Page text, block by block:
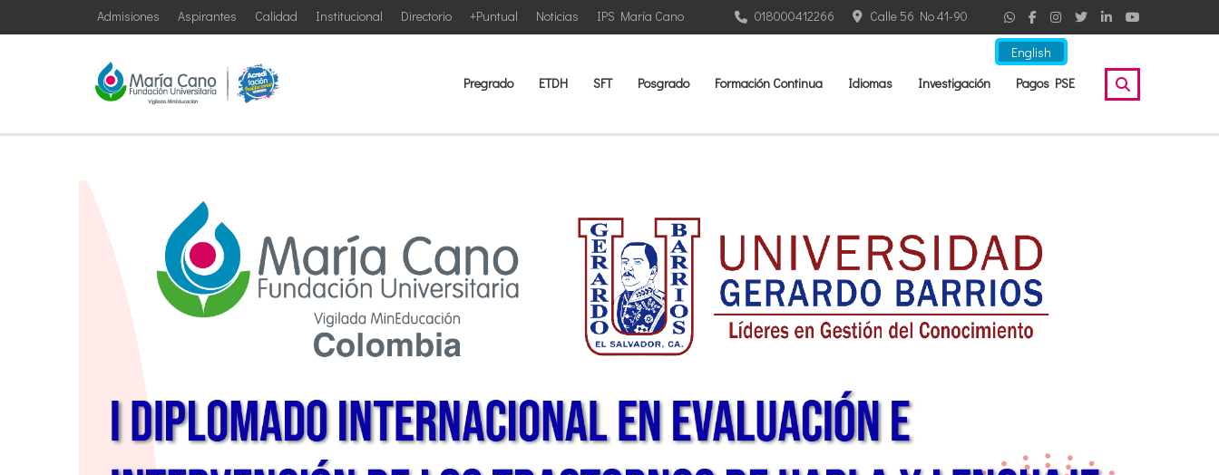
English
IPS María Cano
Noticias
+Puntual
Directorio
Institucional
Calidad
Aspirantes
Admisiones Calle 56 No 41-90
018000412266
Pregrado ETDH SFT Posgrado Formación Continua Idiomas Investigación Pagos PSE